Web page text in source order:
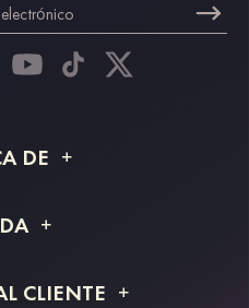
DE
de envío
y reembolsos
CLIENTE